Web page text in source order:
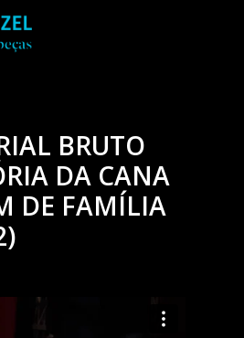
BRUTO
DA CANA
DE FAMÍLIA